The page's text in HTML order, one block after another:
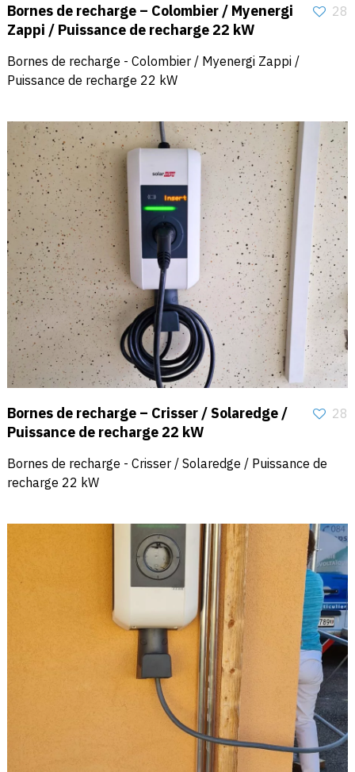
Bornes de recharge – Colombier / Myenergi
Zappi / Puissance de recharge 22 kW
28
Bornes de recharge - Colombier / Myenergi Zappi /
Puissance de recharge 22 kW
Bornes de recharge – Crisser / Solaredge /
Puissance de recharge 22 kW
28
Bornes de recharge - Crisser / Solaredge / Puissance de
recharge 22 kW